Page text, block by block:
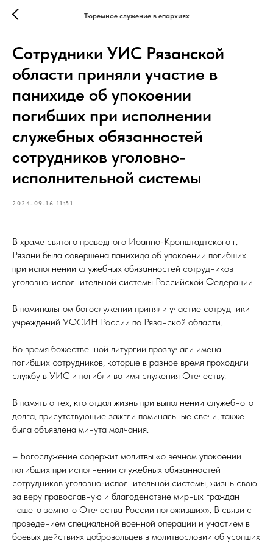
Тюремное служение в епархиях
Сотрудники УИС Рязанской
области приняли участие в
панихиде об упокоении
погибших при исполнении
служебных обязанностей
сотрудников уголовно-
исполнительной системы
2024-09-16 11:51
В храме святого праведного Иоанно-Кронштадтского г.
Рязани была совершена панихида об упокоении погибших
при исполнении служебных обязанностей сотрудников
уголовно-исполнительной системы Российской Федерации
В поминальном богослужении приняли участие сотрудники
учреждений УФСИН России по Рязанской области.
Во время божественной литургии прозвучали имена
погибших сотрудников, которые в разное время проходили
службу в УИС и погибли во имя служения Отечеству.
В память о тех, кто отдал жизнь при выполнении служебного
долга, присутствующие зажгли поминальные свечи, также
была объявлена минута молчания.
– Богослужение содержит молитвы «о вечном упокоении
погибших при исполнении служебных обязанностей
сотрудников уголовно-исполнительной системы, жизнь свою
за веру православную и благоденствие мирных граждан
нашего земного Отечества России положивших». В связи с
проведением специальной военной операции и участием в
боевых действиях добровольцев в молитвословии об усопших